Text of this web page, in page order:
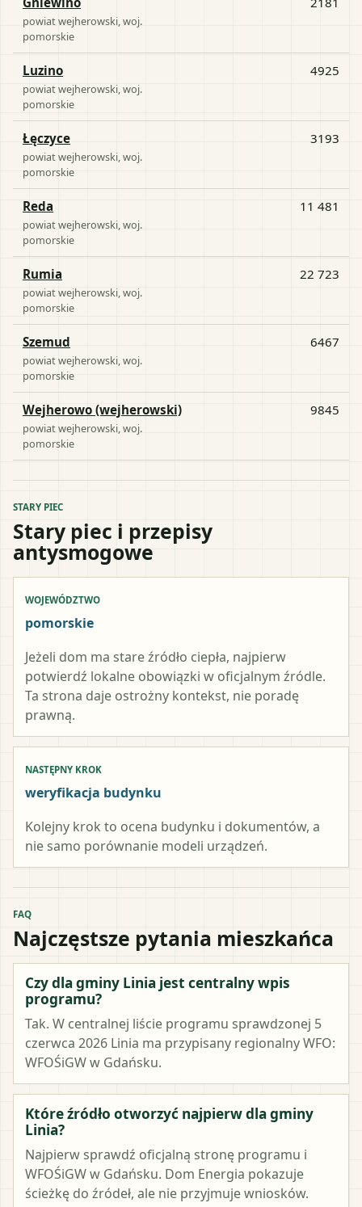
powiatwejherowski , woj.
pomorskie
Luzino
powiatwejherowski , woj.
pomorskie
4925
Łęczyce
powiatwejherowski , woj.
pomorskie
3193
Reda
powiatwejherowski , woj.
pomorskie
11 481
Rumia
powiatwejherowski , woj.
pomorskie
22 723
Szemud
powiatwejherowski , woj.
pomorskie
6467
Wejherowo (wejherowski)
powiatwejherowski , woj.
pomorskie
9845
STARY PIEC
Stary piec i przepisy
antysmogowe
WOJEWÓDZTWO
pomorskie
Jeżeli dom ma stare źródło ciepła, najpierw
potwierdź lokalne obowiązki w oficjalnym źródle.
Ta strona daje ostrożny kontekst, nie poradę
prawną.
NASTĘPNY KROK
weryfikacja budynku
Kolejny krok to ocena budynku i dokumentów, a
nie samo porównanie modeli urządzeń.
FAQ
Najczęstsze pytania mieszkańca
Czy dla gminy Linia jest centralny wpis
programu?
Tak. W centralnej liście programu sprawdzonej 5
czerwca 2026 Linia ma przypisany regionalny WFO:
WFOŚiGW w Gdańsku.
Które źródło otworzyć najpierw dla gminy
Linia?
Najpierw sprawdź oficjalną stronę programu i
WFOŚiGW w Gdańsku. Dom Energia pokazuje
ścieżkę do źródeł, ale nie przyjmuje wniosków.